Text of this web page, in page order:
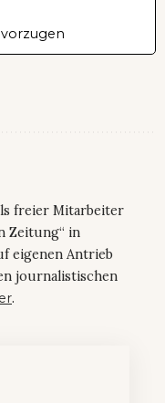
freier Mitarbeiter
Zeitung“ in
eigenen Antrieb
journalistischen
.